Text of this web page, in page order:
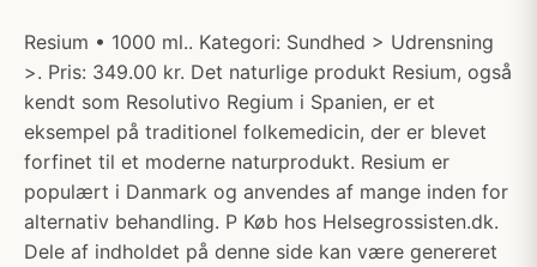
Resium • 1000 ml.. Kategori: Sundhed > Udrensning
>. Pris: 349.00 kr. Det naturlige produkt Resium, også
kendt som Resolutivo Regium i Spanien, er et
eksempel på traditionel folkemedicin, der er blevet
forfinet til et moderne naturprodukt. Resium er
populært i Danmark og anvendes af mange inden for
alternativ behandling. P Køb hos Helsegrossisten.dk.
Dele af indholdet på denne side kan være genereret